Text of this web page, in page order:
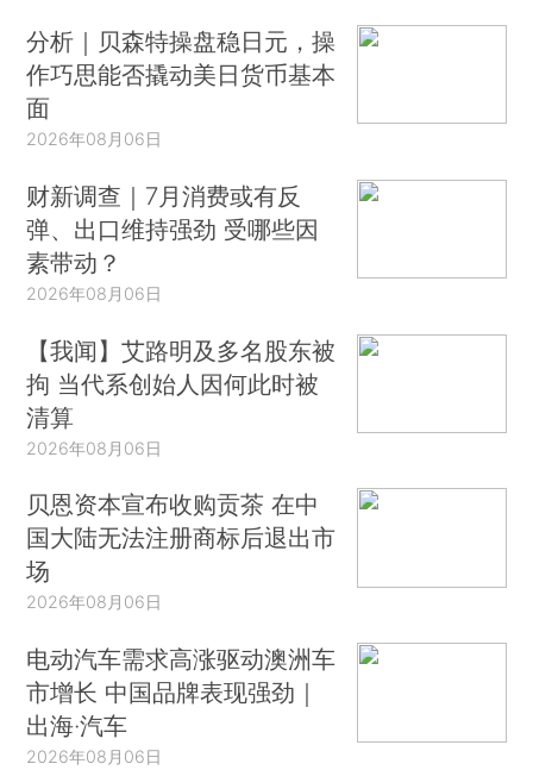
分析｜贝森特操盘稳日元，操
作巧思能否撬动美日货币基本
面
2026年08月06日
财新调查｜7月消费或有反
弹、出口维持强劲 受哪些因
素带动？
2026年08月06日
【我闻】艾路明及多名股东被
拘 当代系创始人因何此时被
清算
2026年08月06日
贝恩资本宣布收购贡茶 在中
国大陆无法注册商标后退出市
场
2026年08月06日
电动汽车需求高涨驱动澳洲车
市增长 中国品牌表现强劲｜
出海·汽车
2026年08月06日